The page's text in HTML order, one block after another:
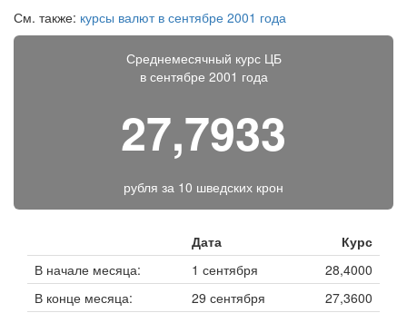
См. также: курсы валют в сентябре 2001 года
Среднемесячный курс ЦБ
в сентябре 2001 года
27,7933
рубля за 10 шведских крон
Дата
Курс
В начале месяца:
1 сентября
28,4000
В конце месяца:
29 сентября
27,3600